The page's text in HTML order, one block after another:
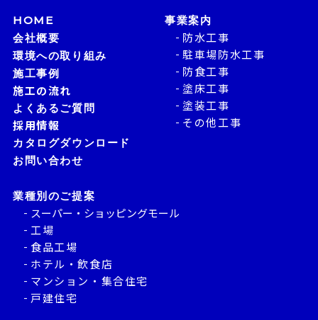
HOME
会社概要
環境への取り組み
施工事例
施工の流れ
よくあるご質問
採用情報
カタログダウンロード
お問い合わせ
事業案内
防水工事
駐車場防水工事
防食工事
塗床工事
塗装工事
その他工事
業種別のご提案
スーパー・ショッピングモール
工場
食品工場
ホテル・飲食店
マンション・集合住宅
戸建住宅